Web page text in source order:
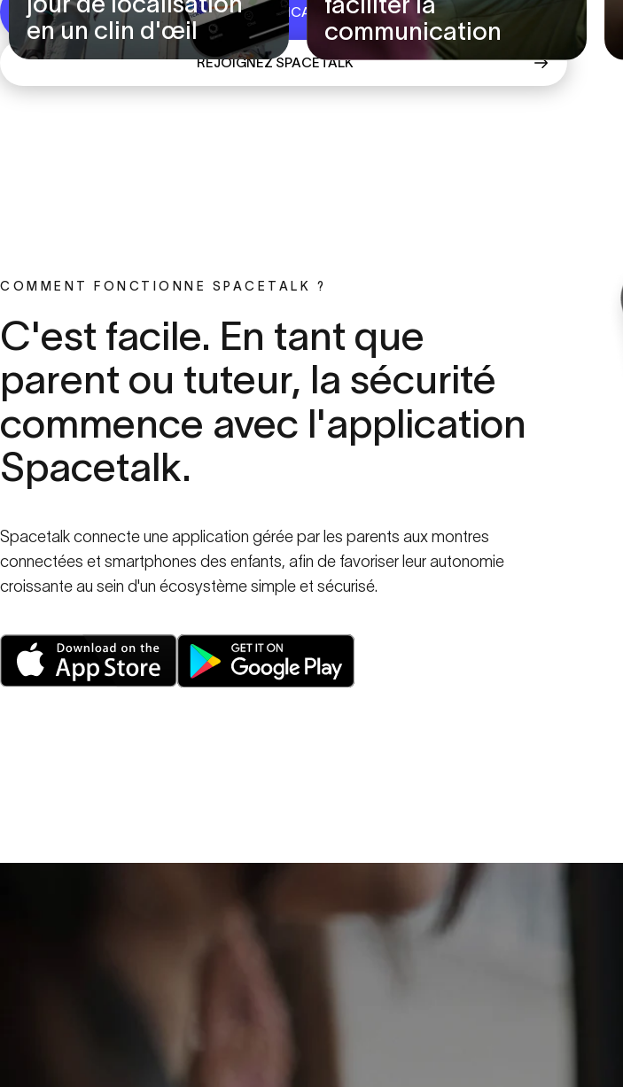
TÉLÉCHARGEZ L'APPLICATION SPACETALK
REJOIGNEZ SPACETALK
en un clin d'œil
communication
COMMENT FONCTIONNE SPACETALK ?
C'est facile. En tant que
parent ou tuteur, la sécurité
commence avec l'application
Spacetalk.
Spacetalk connecte une application gérée par les parents aux montres
connectées et smartphones des enfants, afin de favoriser leur autonomie
croissante au sein d'un écosystème simple et sécurisé.